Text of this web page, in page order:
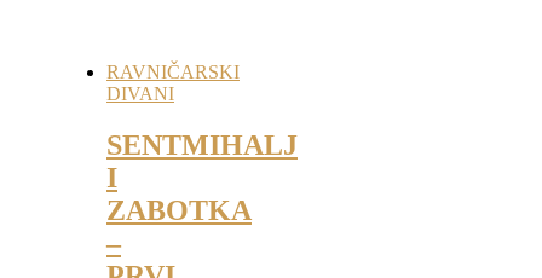
RAVNIČARSKI
DIVANI
SENTMIHALJ
I
ZABOTKA
–